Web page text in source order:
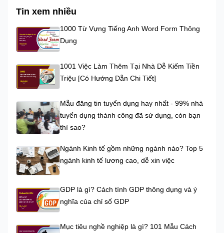
Tin xem nhiều
1000 Từ Vựng Tiếng Anh Word Form Thông
Dụng
1001 Việc Làm Thêm Tại Nhà Dễ Kiếm Tiền
Triệu [Có Hướng Dẫn Chi Tiết]
Mẫu đăng tin tuyển dụng hay nhất - 99% nhà
tuyển dụng thành công đã sử dụng, còn bạn
thì sao?
Ngành Kinh tế gồm những ngành nào? Top 5
ngành kinh tế lương cao, dễ xin việc
GDP là gì? Cách tính GDP thông dụng và ý
nghĩa của chỉ số GDP
Mục tiêu nghề nghiệp là gì? 101 Mẫu Cách